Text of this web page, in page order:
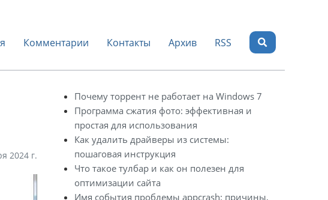
Комментарии Контакты Архив RSS
2024 г.
Почему торрент не работает на Windows 7
Программа сжатия фото: эффективная и
простая для использования
Как удалить драйверы из системы:
пошаговая инструкция
Что такое тулбар и как он полезен для
оптимизации сайта
Имя события проблемы appcrash: причины,